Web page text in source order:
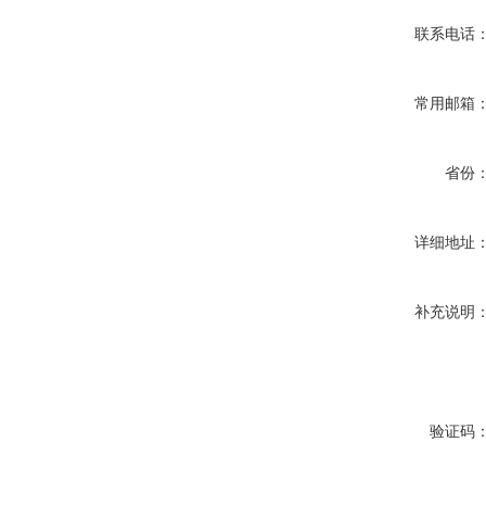
联系电话
常用邮箱
省份
详细地址
补充说明
验证码